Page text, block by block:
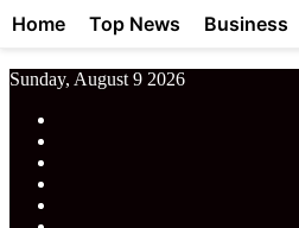
Sunday, August 9 2026
Home Top News Business